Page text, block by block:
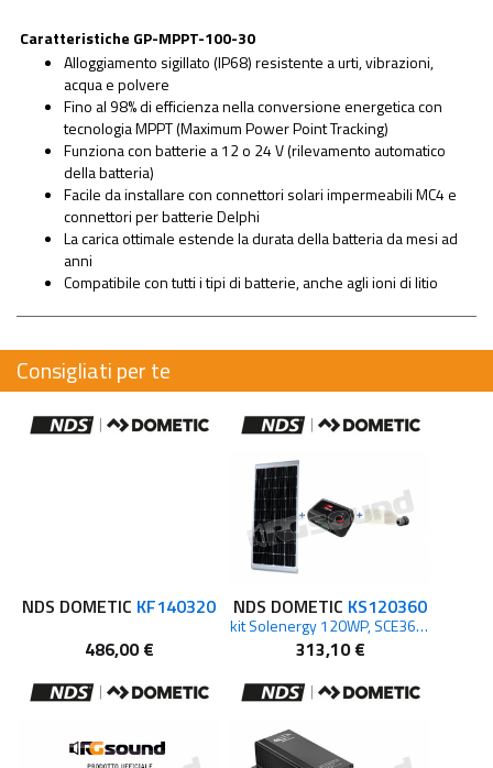
Caratteristiche GP-MPPT-100-30
Alloggiamento sigillato (IP68) resistente a urti, vibrazioni,
acqua e polvere
Fino al 98% di efficienza nella conversione energetica con
tecnologia MPPT (Maximum Power Point Tracking)
Funziona con batterie a 12 o 24 V (rilevamento automatico
della batteria)
Facile da installare con connettori solari impermeabili MC4 e
connettori per batterie Delphi
La carica ottimale estende la durata della batteria da mesi ad
anni
Compatibile con tutti i tipi di batterie, anche agli ioni di litio
Consigliati per te
NDS DOMETIC KF140320
486,00 €
NDS DOMETIC KS120360
kit Solenergy 120WP, SCE360, Passatetto + PG
313,10 €